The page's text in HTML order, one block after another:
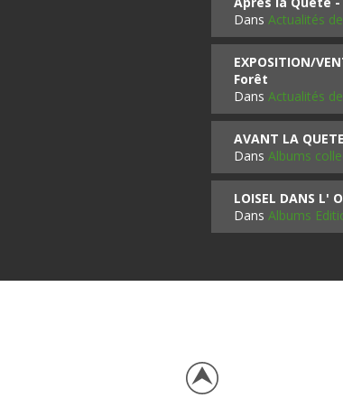
Dans Actualités
EXPOSITION/
Forêt
Dans Actualités
AVANT LA
Dans Albums
LOISEL DANS L'
Dans Albums